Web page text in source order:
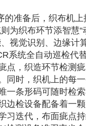
的准备后，织布机上
为织布环节添智慧“
视觉识别、边缘计
系统全自动巡检代
点，织造环节检测
同时，织机上的每
一条形码可随时检索
边检设备配备着一
习迭代，布面疵点